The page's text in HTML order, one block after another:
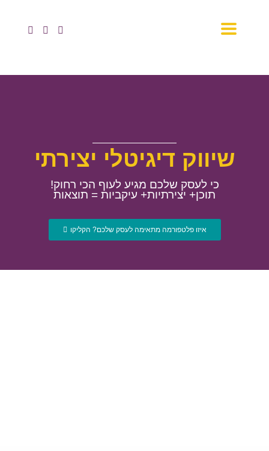
שיווק דיגיטלי יצירתי
כי לעסק שלכם מגיע לעוף הכי רחוק!
תוכן+ יצירתיות+ עיקביות = תוצאות
איזו פלטפורמה מתאימה לעסק שלכם? הקליקו